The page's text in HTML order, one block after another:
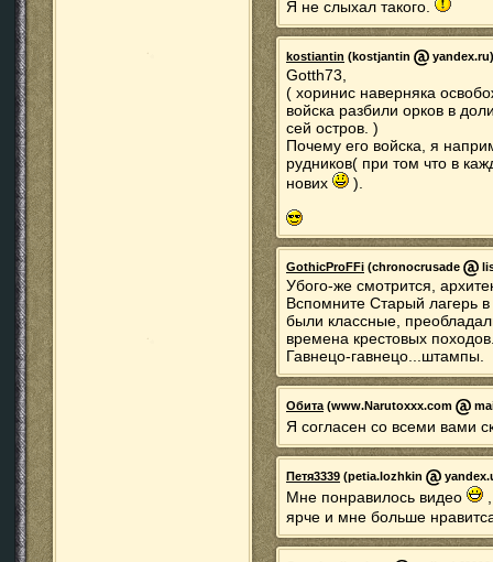
Я не слыхал такого.
kostiantin (kostjantin
Gotth73,
( хоринис наверняка
войска разбили орков в
сей остров. )
Почему его войска, я
рудников( при том что в
нових
).
GothicProFFi (chronocrusade
Убого-же смотрится,
Вспомните Старый лагерь в
были классные,
времена крестовых
Гавнецо-гавнецо...штампы.
Обита(www.Narutoxxx.com
Я согласен со всеми вами
Петя3339 (petia.lozhkin
Мне понравилось видео
ярче и мне больше